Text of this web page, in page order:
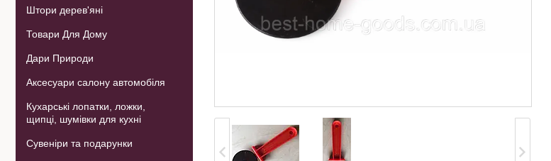
Штори дерев'яні
Товари Для Дому
Дари Природи
Аксесуари салону автомобіля
Кухарські лопатки, ложки,
щипці, шумівки для кухні
Сувеніри та подарунки